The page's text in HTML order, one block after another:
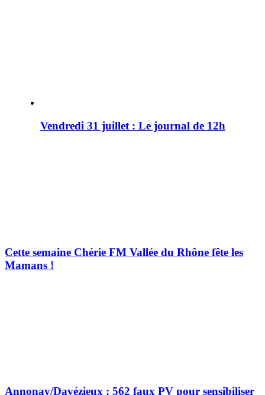
Vendredi 31 juillet : Le journal de 12h
Cette semaine Chérie FM Vallée du Rhône fête les
Mamans !
Annonay/Davézieux : 562 faux PV pour sensibiliser